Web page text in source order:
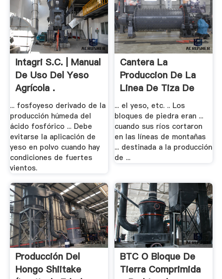
Intagri S.C. | Manual
De Uso Del Yeso
Agrícola .
... fosfoyeso derivado de la
producción húmeda del
ácido fosfórico ... Debe
evitarse la aplicación de
yeso en polvo cuando hay
condiciones de fuertes
vientos.
Cantera La
Produccion De La
Linea De Tiza De
Yeso
... el yeso, etc. .. Los
bloques de piedra eran ...
cuando sus ríos cortaron
en las líneas de montañas
... destinada a la producción
de ...
Producción Del
Hongo Shiitake
BTC O Bloque De
Tierra Comprimida